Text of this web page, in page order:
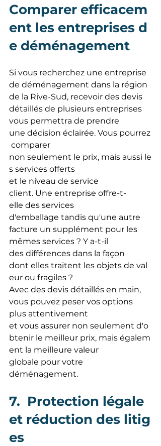
Comparer efficacem
ent les entreprises d
e déménagement
Si vous recherchez une entreprise
de déménagement dans la région
de la Rive-Sud, recevoir des devis
détaillés de plusieurs entreprises
vous permettra de prendre
une décision éclairée. Vous pourrez
comparer
non seulement le prix, mais aussi le
s services offerts
et le niveau de service
client. Une entreprise offre-t-
elle des services
d'emballage tandis qu'une autre
facture un supplément pour les
mêmes services ? Y a-t-il
des différences dans la façon
dont elles traitent les objets de val
eur ou fragiles ?
Avec des devis détaillés en main,
vous pouvez peser vos options
plus attentivement
et vous assurer non seulement d'o
btenir le meilleur prix, mais égalem
ent la meilleure valeur
globale pour votre
déménagement.
7.  Protection légale
et réduction des litig
es